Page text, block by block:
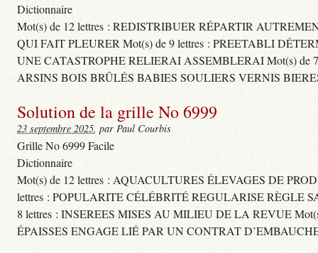
Dictionnaire
Mot(s) de 12 lettres : REDISTRIBUER RÉPARTIR
QUI FAIT PLEURER Mot(s) de 9 lettres : PREETABLI
UNE CATASTROPHE RELIERAI ASSEMBLERAI Mot(s) de
ARSINS BOIS BRÛLÉS BABIES SOULIERS VERNIS
Solution de la grille No 6999
23 septembre 2025, par Paul Courbis
Grille No 6999 Facile
Dictionnaire
Mot(s) de 12 lettres : AQUACULTURES ÉLEVAGES DE
lettres : POPULARITE CÉLÉBRITÉ REGULARISE RÈGLE
8 lettres : INSEREES MISES AU MILIEU DE LA REVUE
ÉPAISSES ENGAGE LIÉ PAR UN CONTRAT